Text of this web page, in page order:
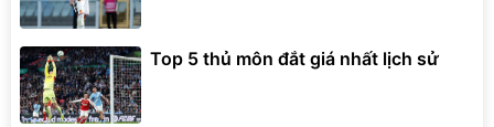
Top 5 thủ môn đắt giá nhất lịch sử